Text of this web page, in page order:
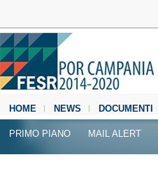
HOME NEWS DOCUMENTI
MEDIA CENTER
PRIMO PIANO MAIL ALERT